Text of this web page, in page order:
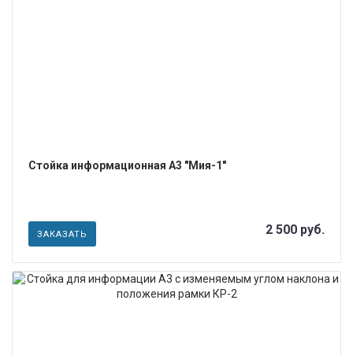
Стойка информационная А3 "Мия-1"
ЗАКАЗАТЬ 2 500 руб.